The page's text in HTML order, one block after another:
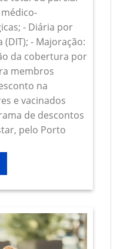
- Diária por
- Majoração:
da cobertura por
membros
na
e vacinados
de descontos
pelo Porto